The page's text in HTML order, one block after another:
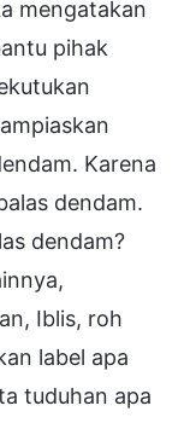
mengatakan
pihak
Karena
dendam.
dendam?
Iblis, roh
label apa
tuduhan apa